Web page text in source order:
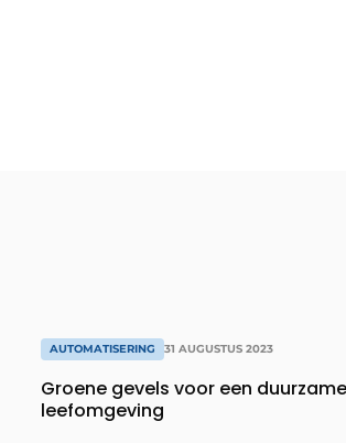
AUTOMATISERING 31 AUGUSTUS 2023
Groene gevels voor een duurzame
leefomgeving